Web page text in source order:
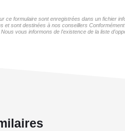
ce formulaire sont enregistrées dans un fichier
et sont destinées à nos conseillers
vous informons de l'existence de la liste